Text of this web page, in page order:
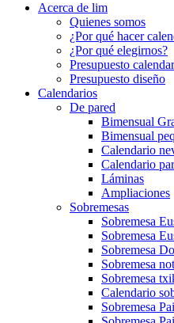
Acerca de lim
Quienes somos
¿Por qué hacer
¿Por qué elegirnos?
Presupuesto
Presupuesto diseño
Calendarios
De pared
Bimensual
Bimensual
Calendario
Calendario
Láminas
Ampliaciones
Sobremesas
Sobremesa
Sobremesa
Sobremesa
Sobremesa
Sobremesa
Calendario
Sobremesa